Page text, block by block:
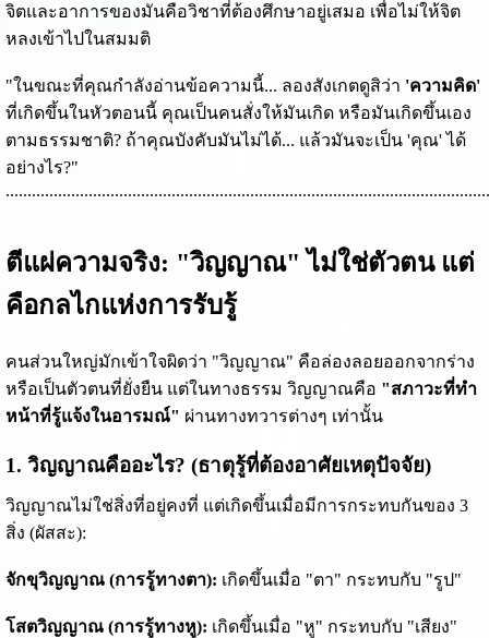
จิตและอาการของมันคือวิชาที่ต้องศึกษาอยู่เสมอ เพื่อไม่ให้จิต
หลงเข้าไปในสมมติ
"ในขณะที่คุณกำลังอ่านข้อความนี้... ลองสังเกตดูสิว่า 'ความคิด'
ที่เกิดขึ้นในหัวตอนนี้ คุณเป็นคนสั่งให้มันเกิด หรือมันเกิดขึ้นเอง
ตามธรรมชาติ? ถ้าคุณบังคับมันไม่ได้... แล้วมันจะเป็น 'คุณ' ได้
อย่างไร?"
ตีแผ่ความจริง: "วิญญาณ" ไม่ใช่ตัวตน แต่
คือกลไกแห่งการรับรู้
คนส่วนใหญ่มักเข้าใจผิดว่า "วิญญาณ" คือล่องลอยออกจากร่าง
หรือเป็นตัวตนที่ยั่งยืน แต่ในทางธรรม วิญญาณคือ "สภาวะที่ทำ
หน้าที่รู้แจ้งในอารมณ์" ผ่านทางทวารต่างๆ เท่านั้น
1. วิญญาณคืออะไร? (ธาตุรู้ที่ต้องอาศัยเหตุปัจจัย)
วิญญาณไม่ใช่สิ่งที่อยู่คงที่ แต่เกิดขึ้นเมื่อมีการกระทบกันของ 3
สิ่ง (ผัสสะ):
จักขุวิญญาณ (การรู้ทางตา): เกิดขึ้นเมื่อ "ตา" กระทบกับ "รูป"
โสตวิญญาณ (การรู้ทางหู): เกิดขึ้นเมื่อ "หู" กระทบกับ "เสียง"